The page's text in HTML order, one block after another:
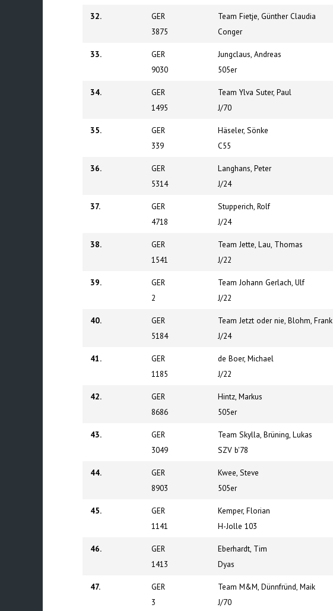
32.
GER
3875
Team Fietje, Günther Claudia
Conger
33.
GER
9030
Jungclaus, Andreas
505er
34.
GER
1495
Team Ylva Suter, Paul
J/70
35.
GER
339
Häseler, Sönke
C55
36.
GER
5314
Langhans, Peter
J/24
37.
GER
4718
Stupperich, Rolf
J/24
38.
GER
1541
Team Jette, Lau, Thomas
J/22
39.
GER
2
Team Johann Gerlach, Ulf
J/22
40.
GER
5184
Team Jetzt oder nie, Blohm, Frank
J/24
41.
GER
1185
de Boer, Michael
J/22
42.
GER
8686
Hintz, Markus
505er
43.
GER
3049
Team Skylla, Brüning, Lukas
SZV b'78
44.
GER
8903
Kwee, Steve
505er
45.
GER
1141
Kemper, Florian
H-Jolle 103
46.
GER
1413
Eberhardt, Tim
Dyas
47.
GER
3
Team M&M, Dünnfründ, Maik
J/70